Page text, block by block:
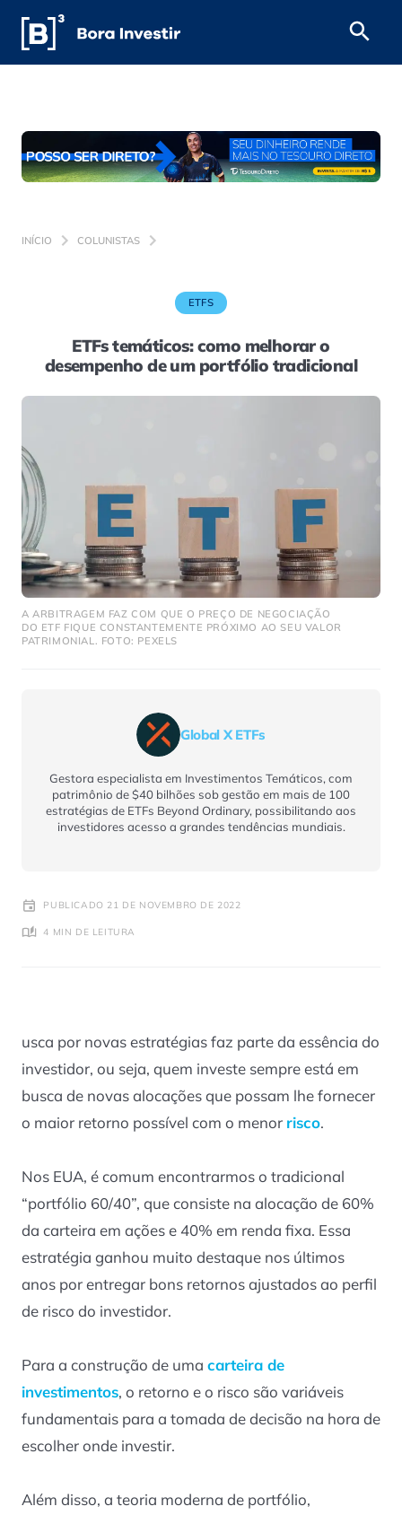
INÍCIO COLUNISTAS
ETFS
ETFs temáticos: como melhorar o
desempenho de um portfólio tradicional
A ARBITRAGEM FAZ COM QUE O PREÇO DE NEGOCIAÇÃO
DO ETF FIQUE CONSTANTEMENTE PRÓXIMO AO SEU VALOR
PATRIMONIAL. FOTO: PEXELS
Global X ETFs
Gestora especialista em Investimentos Temáticos, com
patrimônio de $40 bilhões sob gestão em mais de 100
estratégias de ETFs Beyond Ordinary, possibilitando aos
investidores acesso a grandes tendências mundiais.
PUBLICADO 21 DE NOVEMBRO DE 2022
4 MIN DE LEITURA
usca por novas estratégias faz parte da essência do
investidor, ou seja, quem investe sempre está em
busca de novas alocações que possam lhe fornecer
o maior retorno possível com o menor risco.
Nos EUA, é comum encontrarmos o tradicional
“portfólio 60/40”, que consiste na alocação de 60%
da carteira em ações e 40% em renda fixa. Essa
estratégia ganhou muito destaque nos últimos
anos por entregar bons retornos ajustados ao perfil
de risco do investidor.
Para a construção de uma carteira de
investimentos, o retorno e o risco são variáveis
fundamentais para a tomada de decisão na hora de
escolher onde investir.
Além disso, a teoria moderna de portfólio,